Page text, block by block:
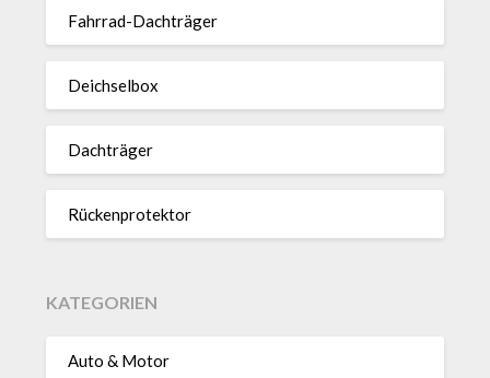
Fahrrad-Dach­träger
Deich­selbox
Dach­träger
Rücken­pro­tektor
KATEGORIEN
Auto & Motor